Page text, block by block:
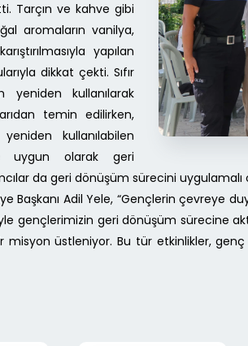
Tarçın ve kahve gibi
aromaların vanilya,
yapılan
dikkat çekti. Sıfır
yeniden kullanılarak
temin edilirken,
kullanılabilen
uygun olarak geri
da geri dönüşüm sürecini
Başkanı Adil Yele, “Gençlerin çevreye
geri dönüşüm sürecine aktif
üstleniyor. Bu tür etkinlikler,